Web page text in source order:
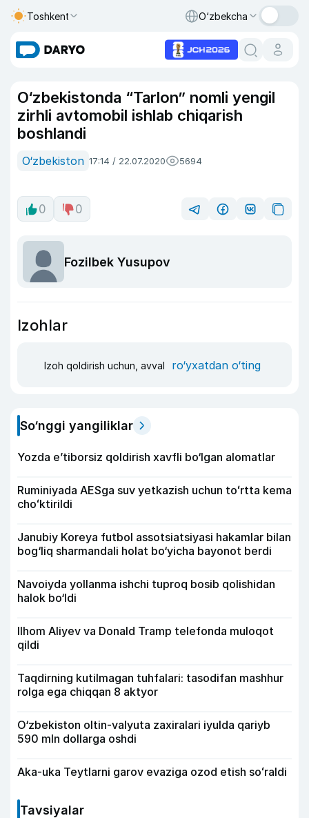
Toshkent O‘zbekcha
O‘zbekistonda “Tarlon” nomli yengil
zirhli avtomobil ishlab chiqarish
boshlandi
O‘zbekiston 17:14 / 22.07.2020 5694
0 0
Fozilbek Yusupov
Izohlar
Izoh qoldirish uchun, avval ro‘yxatdan o‘ting
So‘nggi yangiliklar
Yozda e’tiborsiz qoldirish xavfli bo‘lgan alomatlar
Ruminiyada AESga suv yetkazish uchun toʻrtta kema
choʻktirildi
Janubiy Koreya futbol assotsiatsiyasi hakamlar bilan
bog‘liq sharmandali holat bo‘yicha bayonot berdi
Navoiyda yollanma ishchi tuproq bosib qolishidan
halok bo‘ldi
Ilhom Aliyev va Donald Tramp telefonda muloqot
qildi
Taqdirning kutilmagan tuhfalari: tasodifan mashhur
rolga ega chiqqan 8 aktyor
O‘zbekiston oltin-valyuta zaxiralari iyulda qariyb
590 mln dollarga oshdi
Aka-uka Teytlarni garov evaziga ozod etish soʻraldi
Tavsiyalar